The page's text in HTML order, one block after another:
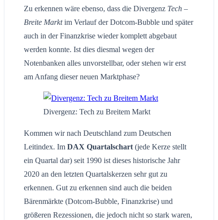
Zu erkennen wäre ebenso, dass die Divergenz Tech –
Breite Marktim Verlauf der Dotcom-Bubble und später
auch in der Finanzkrise wieder komplett abgebaut
werden konnte. Ist dies diesmal wegen der
Notenbanken alles unvorstellbar, oder stehen wir erst
am Anfang dieser neuen Marktphase?
Divergenz: Tech zu Breitem Markt
Kommen wir nach Deutschland zum Deutschen
Leitindex. Im DAX Quartalschart(jede Kerze stellt
ein Quartal dar) seit 1990 ist dieses historische Jahr
2020 an den letzten Quartalskerzen sehr gut zu
erkennen. Gut zu erkennen sind auch die beiden
Bärenmärkte (Dotcom-Bubble, Finanzkrise) und
größeren Rezessionen, die jedoch nicht so stark waren,